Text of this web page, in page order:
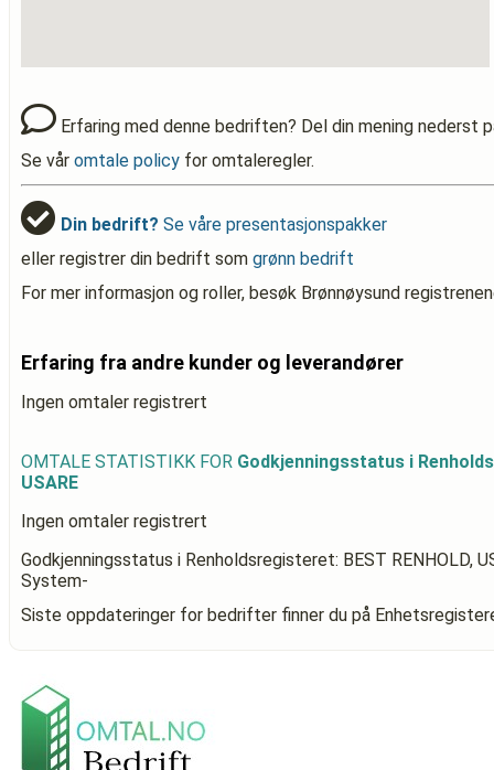
Erfaring med denne bedriften? Del din mening nederst
Se vår omtale policy for omtaleregler.
Din bedrift? Se våre presentasjonspakker
eller registrer din bedrift som grønn bedrift
For mer informasjon og roller, besøk Brønnøysund
Erfaring fra andre kunder og leverandører
Ingen omtaler registrert
OMTALE STATISTIKK FOR Godkjenningsstatus i
USARE
Ingen omtaler registrert
Godkjenningsstatus i Renholdsregisteret: BEST RENHOLD,
System-
Siste oppdateringer for bedrifter finner du på